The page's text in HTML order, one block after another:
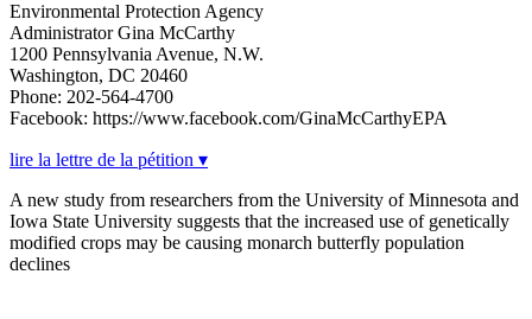
Environmental Protection Agency
Administrator Gina McCarthy
1200 Pennsylvania Avenue, N.W.
Washington, DC 20460
Phone: 202-564-4700
Facebook: https://www.facebook.com/GinaMcCarthyEPA
lire la lettre de la pétition ▾
A new study from researchers from the University of Minnesota and
Iowa State University suggests that the increased use of genetically
modified crops may be causing monarch butterfly population
declines